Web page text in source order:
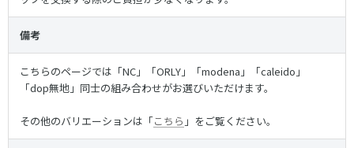
備考
こちらのページでは「NC」「ORLY」「modena」「caleido」
「dop無地」同士の組み合わせがお選びいただけます。
その他のバリエーションは「こちら 」をご覧ください。